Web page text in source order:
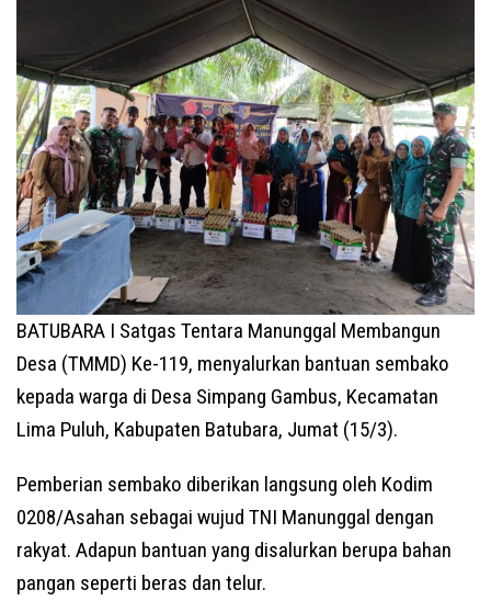
BATUBARA I Satgas Tentara Manunggal Membangun
Desa (TMMD) Ke-119, menyalurkan bantuan sembako
kepada warga di Desa Simpang Gambus, Kecamatan
Lima Puluh, Kabupaten Batubara, Jumat (15/3).
Pemberian sembako diberikan langsung oleh Kodim
0208/Asahan sebagai wujud TNI Manunggal dengan
rakyat. Adapun bantuan yang disalurkan berupa bahan
pangan seperti beras dan telur.